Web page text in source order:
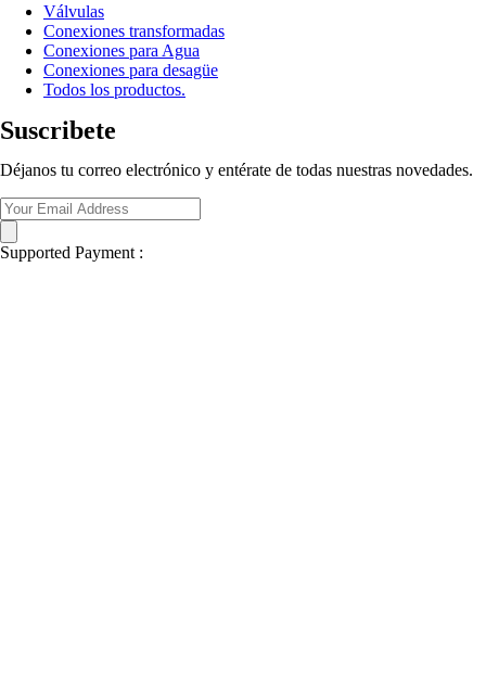
Válvulas
Conexiones transformadas
Conexiones para Agua
Conexiones para desagüe
Todos los productos.
Suscribete
Déjanos tu correo electrónico y entérate de todas nuestras novedades.
Supported Payment :